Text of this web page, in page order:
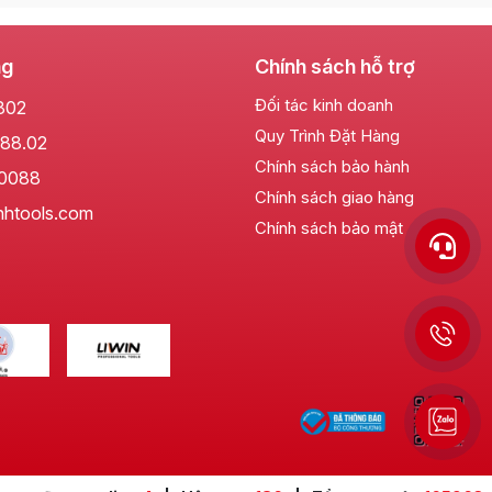
giúp thao tác dễ dàng trong các tủ điện, hộp điện.
nó còn được sử dụng trong việc lắp ráp các chi tiết cơ
có thể tự tin giải quyết các vấn đề sửa chữa nhỏ một
uy tín các loại dụng cụ cầm tay chất lượng cao. Khi
Chính sách hỗ trợ
Đối tác kinh doanh
Quy Trình Đặt Hàng
Chính sách bảo hành
Chính sách giao hàng
Chính sách bảo mật